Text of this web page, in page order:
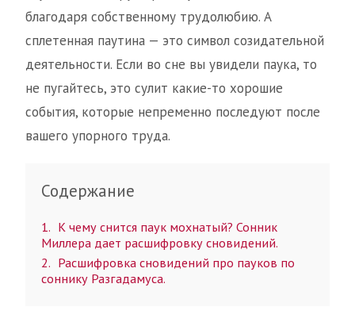
благодаря собственному трудолюбию. А
сплетенная паутина — это символ созидательной
деятельности. Если во сне вы увидели паука, то
не пугайтесь, это сулит какие-то хорошие
события, которые непременно последуют после
вашего упорного труда.
Содержание
1
К чему снится паук мохнатый? Сонник
Миллера дает расшифровку сновидений.
2
Расшифровка сновидений про пауков по
соннику Разгадамуса.